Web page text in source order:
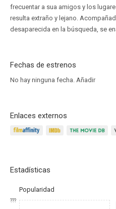
frecuentar a sua amigos y los
resulta extraño y lejano.
desaparecida en la búsqueda, se
Fechas de estrenos
No hay ninguna fecha. Añadir
Enlaces externos
Estadísticas
Popularidad
???